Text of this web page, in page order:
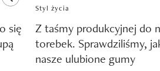
się
Styl życia
Z taśmy produkcyjnej do
torebek. Sprawdziliśmy,
nasze ulubione gumy